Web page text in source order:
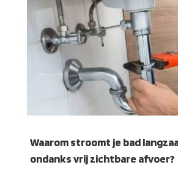
Waarom stroomt je bad
ondanks vrij zichtbare afvoer?